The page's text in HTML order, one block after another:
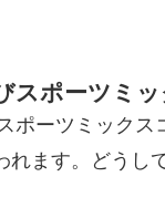
スポーツミ
ポーツミック
れます。どうし